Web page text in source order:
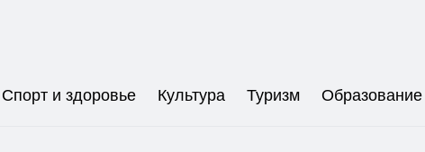
Спорт и здоровье Культура Туризм Образование